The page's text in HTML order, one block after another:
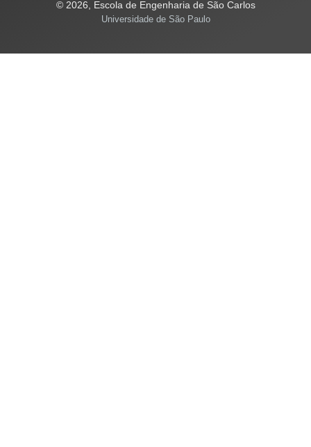
© 2026, Escola de Engenharia de São Carlos
Universidade de São Paulo